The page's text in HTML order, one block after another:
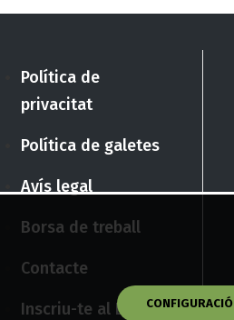
Política de
privacitat
Política de galetes
Avís legal
Borsa de treball
Contacte
Inscriu-te al ButlletíCONFIGURACIÓ